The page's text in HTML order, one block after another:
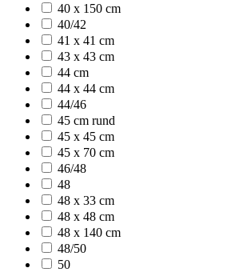
40 x 150 cm
40/42
41 x 41 cm
43 x 43 cm
44 cm
44 x 44 cm
44/46
45 cm rund
45 x 45 cm
45 x 70 cm
46/48
48
48 x 33 cm
48 x 48 cm
48 x 140 cm
48/50
50